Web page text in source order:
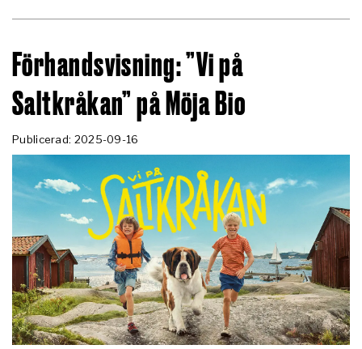
Förhandsvisning: ”Vi på
Saltkråkan” på Möja Bio
Publicerad: 2025-09-16